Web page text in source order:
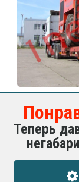
Теперь